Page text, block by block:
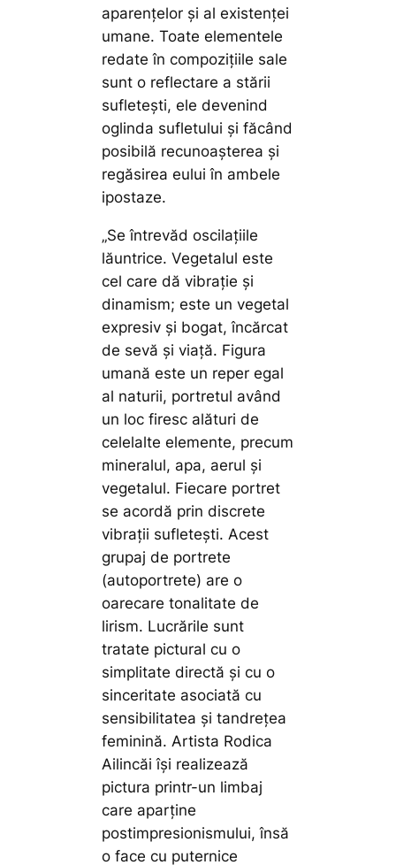
aparenţelor şi al existenţei
umane. Toate elementele
redate în compoziţiile sale
sunt o reflectare a stării
sufleteşti, ele devenind
oglinda sufletului și făcând
posibilă recunoaşterea şi
regăsirea eului în ambele
ipostaze.
„Se întrevăd oscilaţiile
lăuntrice. Vegetalul este
cel care dă vibraţie şi
dinamism; este un vegetal
expresiv şi bogat, încărcat
de sevă şi viaţă. Figura
umană este un reper egal
al naturii, portretul având
un loc firesc alături de
celelalte elemente, precum
mineralul, apa, aerul și
vegetalul. Fiecare portret
se acordă prin discrete
vibraţii sufleteşti. Acest
grupaj de portrete
(autoportrete) are o
oarecare tonalitate de
lirism. Lucrările sunt
tratate pictural cu o
simplitate directă şi cu o
sinceritate asociată cu
sensibilitatea şi tandreţea
feminină. Artista Rodica
Ailincăi îşi realizează
pictura printr-un limbaj
care aparţine
postimpresionismului, însă
o face cu puternice